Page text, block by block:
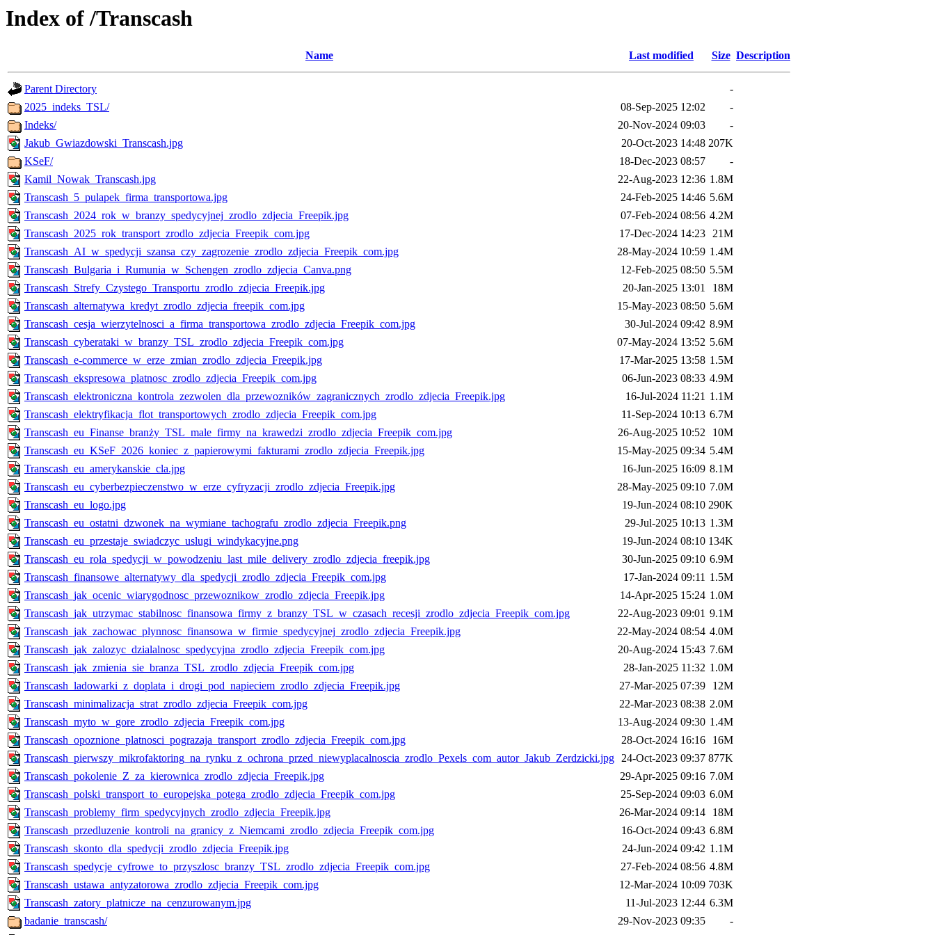
Index of /Transcash
Name Last modified Size Description
Parent Directory
-
2025_indeks_TSL/
08-Sep-2025 12:02
-
Indeks/
20-Nov-2024 09:03
-
Jakub_Gwiazdowski_Transcash.jpg
20-Oct-2023 14:48 207K
KSeF/
18-Dec-2023 08:57
-
Kamil_Nowak_Transcash.jpg
22-Aug-2023 12:36 1.8M
Transcash_5_pulapek_firma_transportowa.jpg
24-Feb-2025 14:46 5.6M
Transcash_2024_rok_w_branzy_spedycyjnej_zrodlo_zdjecia_Freepik.jpg
07-Feb-2024 08:56 4.2M
Transcash_2025_rok_transport_zrodlo_zdjecia_Freepik_com.jpg
17-Dec-2024 14:23 21M
Transcash_AI_w_spedycji_szansa_czy_zagrozenie_zrodlo_zdjecia_Freepik_com.jpg
28-May-2024 10:59 1.4M
Transcash_Bulgaria_i_Rumunia_w_Schengen_zrodlo_zdjecia_Canva.png
12-Feb-2025 08:50 5.5M
Transcash_Strefy_Czystego_Transportu_zrodlo_zdjecia_Freepik.jpg
20-Jan-2025 13:01
18M
Transcash_alternatywa_kredyt_zrodlo_zdjecia_freepik_com.jpg
15-May-2023 08:50 5.6M
Transcash_cesja_wierzytelnosci_a_firma_transportowa_zrodlo_zdjecia_Freepik_com.jpg
30-Jul-2024 09:42 8.9M
Transcash_cyberataki_w_branzy_TSL_zrodlo_zdjecia_Freepik_com.jpg
07-May-2024 13:52 5.6M
Transcash_e-commerce_w_erze_zmian_zrodlo_zdjecia_Freepik.jpg
17-Mar-2025 13:58 1.5M
Transcash_ekspresowa_platnosc_zrodlo_zdjecia_Freepik_com.jpg
06-Jun-2023 08:33 4.9M
Transcash_elektroniczna_kontrola_zezwolen_dla_przewozników_zagranicznych_zrodlo_zdjecia_Freepik.jpg
16-Jul-2024 11:21 1.1M
Transcash_elektryfikacja_flot_transportowych_zrodlo_zdjecia_Freepik_com.jpg
11-Sep-2024 10:13 6.7M
Transcash_eu_Finanse_branży_TSL_male_firmy_na_krawedzi_zrodlo_zdjecia_Freepik_com.jpg
26-Aug-2025 10:52
10M
Transcash_eu_KSeF_2026_koniec_z_papierowymi_fakturami_zrodlo_zdjecia_Freepik.jpg
15-May-2025 09:34 5.4M
Transcash_eu_amerykanskie_cla.jpg
16-Jun-2025 16:09 8.1M
Transcash_eu_cyberbezpieczenstwo_w_erze_cyfryzacji_zrodlo_zdjecia_Freepik.jpg
28-May-2025 09:10 7.0M
Transcash_eu_logo.jpg
19-Jun-2024 08:10 290K
Transcash_eu_ostatni_dzwonek_na_wymiane_tachografu_zrodlo_zdjecia_Freepik.png
29-Jul-2025 10:13 1.3M
Transcash_eu_przestaje_swiadczyc_uslugi_windykacyjne.png
19-Jun-2024 08:10 134K
Transcash_eu_rola_spedycji_w_powodzeniu_last_mile_delivery_zrodlo_zdjecia_freepik.jpg
30-Jun-2025 09:10 6.9M
Transcash_finansowe_alternatywy_dla_spedycji_zrodlo_zdjecia_Freepik_com.jpg
17-Jan-2024 09:11 1.5M
Transcash_jak_ocenic_wiarygodnosc_przewoznikow_zrodlo_zdjecia_Freepik.jpg
14-Apr-2025 15:24 1.0M
Transcash_jak_utrzymac_stabilnosc_finansowa_firmy_z_branzy_TSL_w_czasach_recesji_zrodlo_zdjecia_Freepik_com.jpg
22-Aug-2023 09:01 9.1M
Transcash_jak_zachowac_plynnosc_finansowa_w_firmie_spedycyjnej_zrodlo_zdjecia_Freepik.jpg
22-May-2024 08:54 4.0M
Transcash_jak_zalozyc_dzialalnosc_spedycyjna_zrodlo_zdjecia_Freepik_com.jpg
20-Aug-2024 15:43 7.6M
Transcash_jak_zmienia_sie_branza_TSL_zrodlo_zdjecia_Freepik_com.jpg
28-Jan-2025 11:32 1.0M
Transcash_ladowarki_z_doplata_i_drogi_pod_napieciem_zrodlo_zdjecia_Freepik.jpg
27-Mar-2025 07:39
12M
Transcash_minimalizacja_strat_zrodlo_zdjecia_Freepik_com.jpg
22-Mar-2023 08:38 2.0M
Transcash_myto_w_gore_zrodlo_zdjecia_Freepik_com.jpg
13-Aug-2024 09:30 1.4M
Transcash_opoznione_platnosci_pograzaja_transport_zrodlo_zdjecia_Freepik_com.jpg
28-Oct-2024 16:16
16M
Transcash_pierwszy_mikrofaktoring_na_rynku_z_ochrona_przed_niewyplacalnoscia_zrodlo_Pexels_com_autor_Jakub_Zerdzicki.jpg 24-Oct-2023 09:37 877K
Transcash_pokolenie_Z_za_kierownica_zrodlo_zdjecia_Freepik.jpg
29-Apr-2025 09:16 7.0M
Transcash_polski_transport_to_europejska_potega_zrodlo_zdjecia_Freepik_com.jpg
25-Sep-2024 09:03 6.0M
Transcash_problemy_firm_spedycyjnych_zrodlo_zdjecia_Freepik.jpg
26-Mar-2024 09:14
18M
Transcash_przedluzenie_kontroli_na_granicy_z_Niemcami_zrodlo_zdjecia_Freepik_com.jpg
16-Oct-2024 09:43 6.8M
Transcash_skonto_dla_spedycji_zrodlo_zdjecia_Freepik.jpg
24-Jun-2024 09:42 1.1M
Transcash_spedycje_cyfrowe_to_przyszlosc_branzy_TSL_zrodlo_zdjecia_Freepik_com.jpg
27-Feb-2024 08:56 4.8M
Transcash_ustawa_antyzatorowa_zrodlo_zdjecia_Freepik_com.jpg
12-Mar-2024 10:09 703K
Transcash_zatory_platnicze_na_cenzurowanym.jpg
11-Jul-2023 12:44 6.3M
badanie_transcash/
29-Nov-2023 09:35
-